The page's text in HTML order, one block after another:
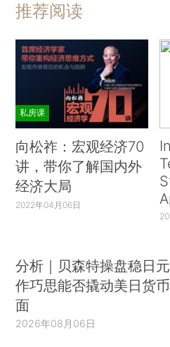
推荐阅读
私房课
向松祚：宏观经济70
讲，带你了解国内外
经济大局
2022年04月06日
分析｜贝森特操盘稳日
作巧思能否撬动美日货
面
2026年08月06日